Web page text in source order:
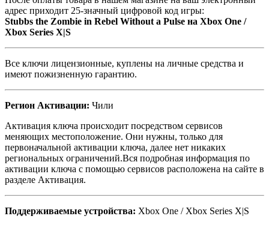
адрес приходит 25-значный цифровой код игры:
Stubbs the Zombie in Rebel Without a Pulse на Xbox One /
Xbox Series X|S
Все ключи лицензионные, куплены на личные средства и
имеют пожизненную гарантию.
Регион Активации: Чили
Активация ключа происходит посредством сервисов
меняющих местоположение. Они нужны, только для
первоначальной активации ключа, далее нет никаких
региональных ограничений.Вся подробная информация по
активации ключа с помощью сервисов расположена на сайте в
разделе Активация.
Поддерживаемые устройства: Xbox One / Xbox Series X|S